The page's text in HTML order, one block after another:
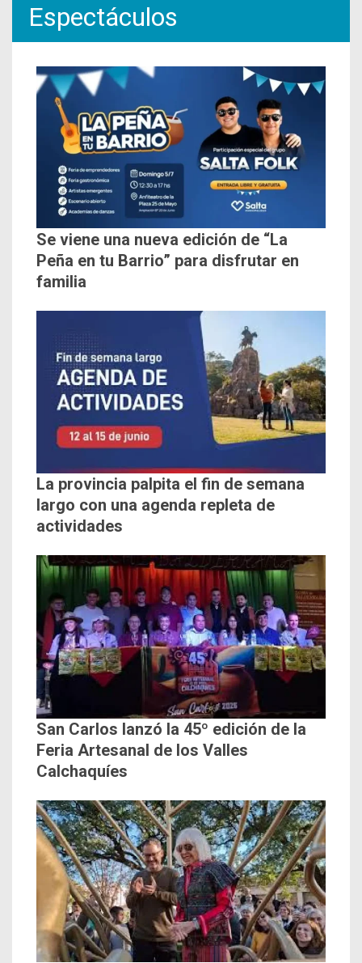
Espectáculos
Se viene una nueva edición de “La
Peña en tu Barrio” para disfrutar en
familia
La provincia palpita el fin de semana
largo con una agenda repleta de
actividades
San Carlos lanzó la 45º edición de la
Feria Artesanal de los Valles
Calchaquíes